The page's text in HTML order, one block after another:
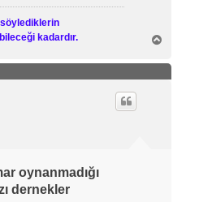
kadardır.
ş
a
oynanmadığı
dernekler